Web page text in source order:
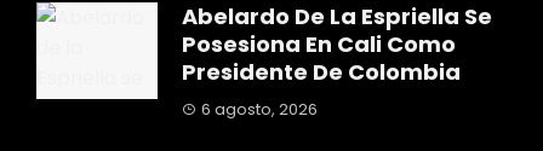
Abelardo De La Espriella Se
Posesiona En Cali Como
Presidente De Colombia
6 agosto, 2026